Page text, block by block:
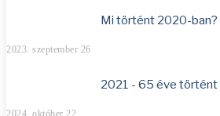
Mi történt 2020-ban?
2023. szeptember 26
2021 - 65 éve történt
2024. október 22